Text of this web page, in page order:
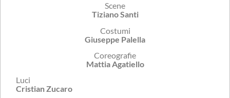
Scene
Tiziano Santi
Costumi
Giuseppe Palella
Coreografie
Mattia Agatiello
Luci
Cristian Zucaro